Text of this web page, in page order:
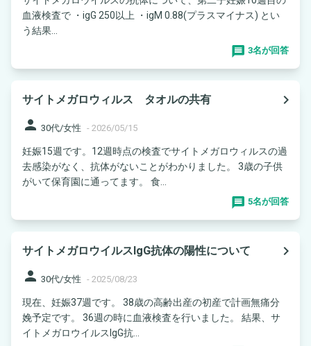
血液検査で ・igG 250以上 ・igM 0.88(プラスマイナス) とい
う結果...
3名が回答
サイトメガロウィルス タオルの共有
navigate_next
person 30代/女性 - 2026/05/15
妊娠15週です。12週時点の検査でサイトメガロウィルスの過
去感染がなく、抗体がないことがわかりました。 3歳の子供
がいて保育園に通ってます。 食...
5名が回答
サイトメガロウイルスIgG抗体の陽性について
navigate_next
person 30代/女性 - 2025/08/23
現在、妊娠37週です。 38歳の高齢出産の初産で計画無痛分
娩予定です。 36週の時に血液検査を行いました。 結果、サ
イトメガロウイルスIgG抗...